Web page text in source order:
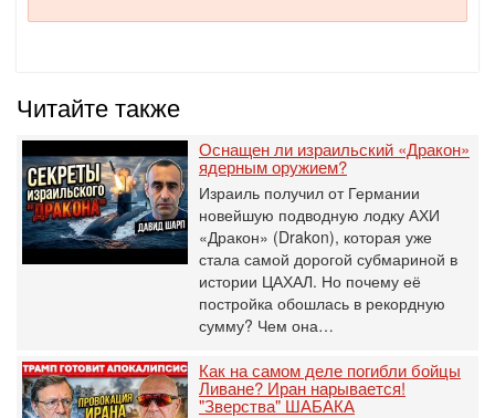
Читайте также
Оснащен ли израильский «Дракон»
ядерным оружием?
Израиль получил от Германии
новейшую подводную лодку АХИ
«Дракон» (Drakon), которая уже
стала самой дорогой субмариной в
истории ЦАХАЛ. Но почему её
постройка обошлась в рекордную
сумму? Чем она…
Как на самом деле погибли бойцы
Ливане? Иран нарывается!
"Зверства" ШАБАКА